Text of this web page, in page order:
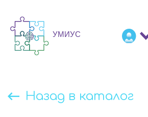
Назад в каталог